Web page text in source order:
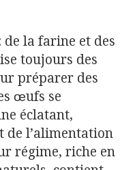
de la farine et des
toujours des
préparer des
œufs se
éclatant,
de l’alimentation
régime, riche en